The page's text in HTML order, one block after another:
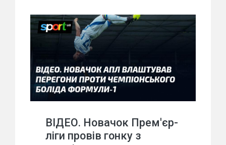
ВІДЕО. Новачок Прем'єр-
ліги провів гонку з